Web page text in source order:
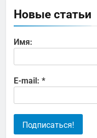
Новые статьи
Имя:
E-mail: *